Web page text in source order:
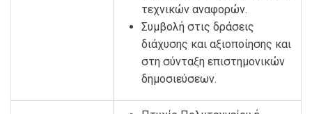
τεχνικών αναφορών.
Συμβολή στις δράσεις
διάχυσης και αξιοποίησης και
στη σύνταξη επιστημονικών
δημοσιεύσεων.